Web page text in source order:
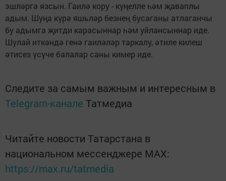
эшләргә язсын. Гаилә кору - күңелле һәм җаваплы
адым. Шуңа күрә яшьләр безнең бусаганы атлаганчы
бу адымга җитди карасыннар һәм уйлансыннар иде.
Шулай иткәндә генә гаиләләр таркалу, әтиле килеш
әтисез үсүче балалар саны кимер иде.
Следите за самым важным и интересным в
Telegram-канале Татмедиа
Читайте новости Татарстана в
национальном мессенджере MАХ:
https://max.ru/tatmedia